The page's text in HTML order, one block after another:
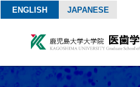
ENGLISH JAPANESE